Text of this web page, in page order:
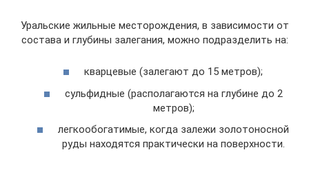
Уральские жильные месторождения, в зависимости от
состава и глубины залегания, можно подразделить на:
кварцевые (залегают до 15 метров);
сульфидные (располагаются на глубине до 2
метров);
легкообогатимые, когда залежи золотоносной
руды находятся практически на поверхности.